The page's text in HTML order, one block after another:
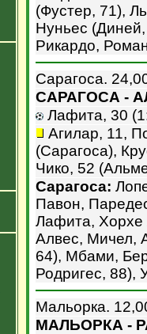
(Фустер, 71),
Нуньес
Рикардо,
Сарагоса.
САРАГОСА -
Лафита, 30
Агилар, 11,
(Сарагоса),
Чико, 52
Сарагоса:
Павон,
Лафита, Хорхе
Алвес, Мичел,
64), Мбами,
Родригес, 88),
Мальорка.
МАЛЬОРКА -